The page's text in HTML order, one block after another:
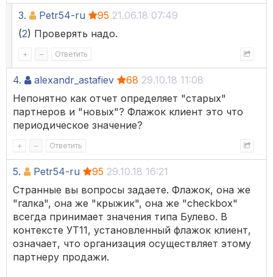
3. Petr54-ru 95 21.06.18 07:49
(2) Проверять надо.
+ – Ответить
4. alexandr_astafiev 68 29.10.18 11:08
Непонятно как отчет определяет "старых"
партнеров и "новых"? Флажок клиент это что
периодическое значение?
+ – Ответить
5. Petr54-ru 95 29.10.18 16:21
Странные вы вопросы задаете. Флажок, она же
"галка", она же "крыжик", она же "checkbox"
всегда принимает значения типа Булево. В
контексте УТ11, установленный флажок клиент,
означает, что организация осуществляет этому
партнеру продажи.